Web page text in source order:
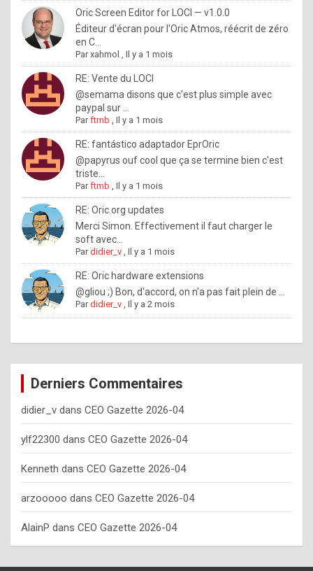
o
u
w
a
n
t
o
n
o
w
h
o
w
o
e
y
o
u
s
h
o
Oric Screen Editor for LOCI — v1.0.0
Éditeur d'écran pour l'Oric Atmos, réécrit de zéro
en C...
Parxahmol ,Il y a 1 mois
RE: Vente du LOCI
@semama disons que c'est plus simple avec
paypal sur ...
Parftmb ,Il y a 1 mois
RE: fantástico adaptador EprOric
@papyrus ouf cool que ça se termine bien c'est
triste...
Parftmb ,Il y a 1 mois
RE: Oric.org updates
Merci Simon. Effectivement il faut charger le
soft avec...
Pardidier_v ,Il y a 1 mois
RE: Oric hardware extensions
@gliou ;) Bon, d'accord, on n'a pas fait plein de ...
Pardidier_v ,Il y a 2 mois
Derniers Commentaires
didier_v dans CEO Gazette 2026-04
ylf22300 dans CEO Gazette 2026-04
Kenneth dans CEO Gazette 2026-04
arzooooo dans CEO Gazette 2026-04
AlainP dans CEO Gazette 2026-04